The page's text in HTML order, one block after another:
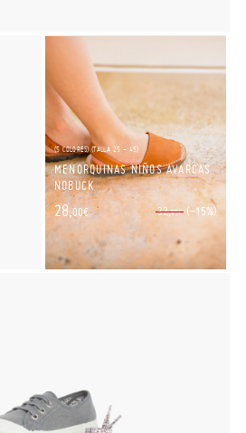
(5 COLORES) (TALLA 25 - 45)
MENORQUINAS NIÑOS AVARCAS
NOBUCK
32,95€ (-15%)
28,00€